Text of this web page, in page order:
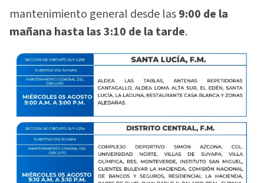
mantenimiento general desde las9:00 de la
mañana hasta las 3:10 de la tarde.